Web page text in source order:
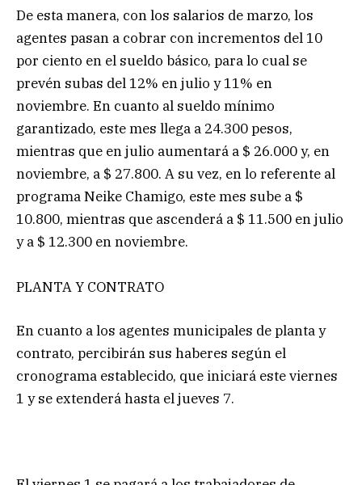
De esta manera, con los salarios de marzo, los
agentes pasan a cobrar con incrementos del 10
por ciento en el sueldo básico, para lo cual se
prevén subas del 12% en julio y 11% en
noviembre. En cuanto al sueldo mínimo
garantizado, este mes llega a 24.300 pesos,
mientras que en julio aumentará a $ 26.000 y, en
noviembre, a $ 27.800. A su vez, en lo referente al
programa Neike Chamigo, este mes sube a $
10.800, mientras que ascenderá a $ 11.500 en julio
y a $ 12.300 en noviembre.
PLANTA Y CONTRATO
En cuanto a los agentes municipales de planta y
contrato, percibirán sus haberes según el
cronograma establecido, que iniciará este viernes
1 y se extenderá hasta el jueves 7.